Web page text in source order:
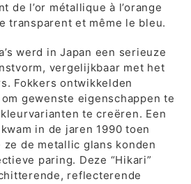
de l’or métallique à l’orange
transparent et même le bleu.
werd in Japan een serieuze
vergelijkbaar met het
Fokkers ontwikkelden
gewenste eigenschappen te
te creëren. Een
in de jaren 1990 toen
de metallic glans konden
paring. Deze “Hikari”
reflecterende